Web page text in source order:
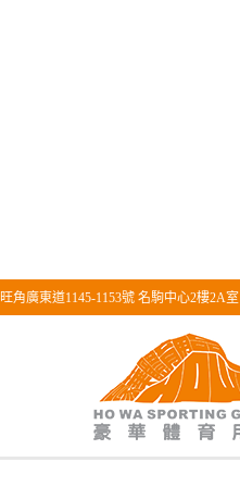
旺角廣東道1145-1153號 名駒中心2樓2A室